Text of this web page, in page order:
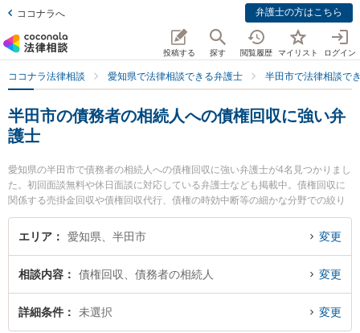
ココナラへ 弁護士の方はこちら
投稿する 探す 閲覧履歴 マイリスト ログイン
ココナラ法律相談 愛知県で法律相談できる弁護士 半田市で法律相談で
半田市の債務者の相続人への債権回収に強い弁
護士
愛知県の半田市で債務者の相続人への債権回収に強い弁護士が4名見つかりまし
た。初回面談無料や休日面談に対応している弁護士なども掲載中。債権回収に
関係する売掛金回収や債権回収代行、債権の時効中断等の細かな分野での絞り
込み検索もでき便利です。特に半田みなと法律事務所の中島 康雄弁護士や榊原
顕太郎法律事務所の榊原 顕太郎弁護士、半田知多総合法律事務所の平野 秀繁弁
弁護士に相談したい』『債務者の相続人への債権回収のトラブル解決の実績豊
富な近くの弁護士を検索したい』『初回相談無料で債務者の相続人への債権回
収を法律相談できる半田市内の弁護士に相談予約したい』などでお困りの相談
エリア 愛知県、半田市 変更
相談内容 債権回収、債務者の相続人 変更
詳細条件 未選択 変更